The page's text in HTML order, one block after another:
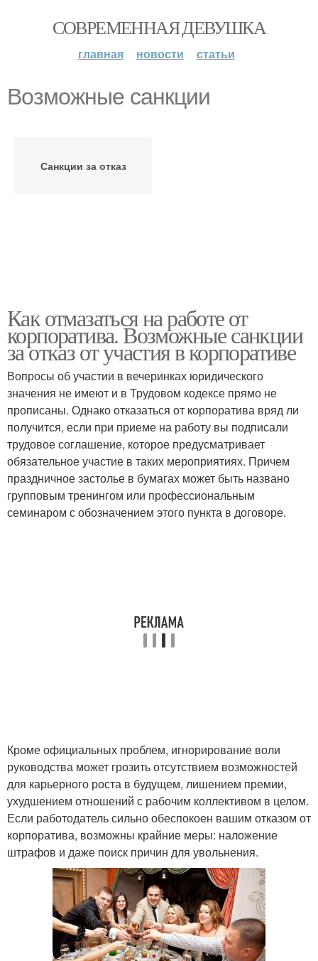
СОВРЕМЕННАЯ ДЕВУШКА
главная новости статьи
Возможные санкции
Санкции за отказ
Как отмазаться на работе от
корпоратива. Возможные санкции
за отказ от участия в корпоративе
Вопросы об участии в вечеринках юридического
значения не имеют и в Трудовом кодексе прямо не
прописаны. Однако отказаться от корпоратива вряд ли
получится, если при приеме на работу вы подписали
трудовое соглашение, которое предусматривает
обязательное участие в таких мероприятиях. Причем
праздничное застолье в бумагах может быть названо
групповым тренингом или профессиональным
семинаром с обозначением этого пункта в договоре.
Кроме официальных проблем, игнорирование воли
руководства может грозить отсутствием возможностей
для карьерного роста в будущем, лишением премии,
ухудшением отношений с рабочим коллективом в целом.
Если работодатель сильно обеспокоен вашим отказом от
корпоратива, возможны крайние меры: наложение
штрафов и даже поиск причин для увольнения.